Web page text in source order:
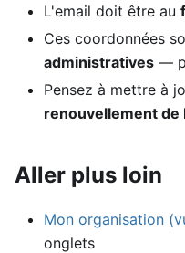
L'email doit être au
Ces coordonnées
administratives —
Pensez à mettre à
renouvellement de
Aller plus loin
Mon organisation
onglets